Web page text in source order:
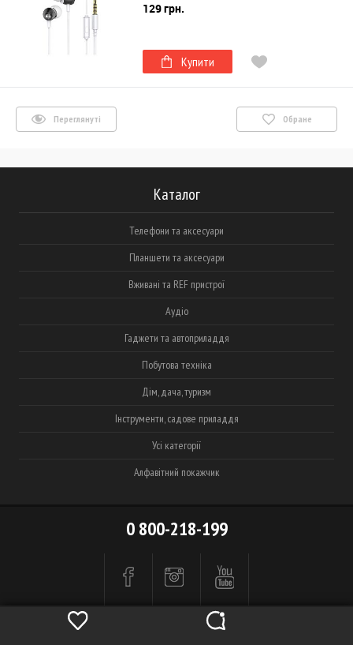
129 грн.
Купити
Переглянуті Обране
Каталог
Телефони та аксесуари
Планшети та аксесуари
Вживані та REF пристрої
Аудіо
Гаджети та автоприладдя
Побутова техніка
Дім, дача, туризм
Інструменти, садове приладдя
Усі категорії
Алфавітний покажчик
0 800-218-199